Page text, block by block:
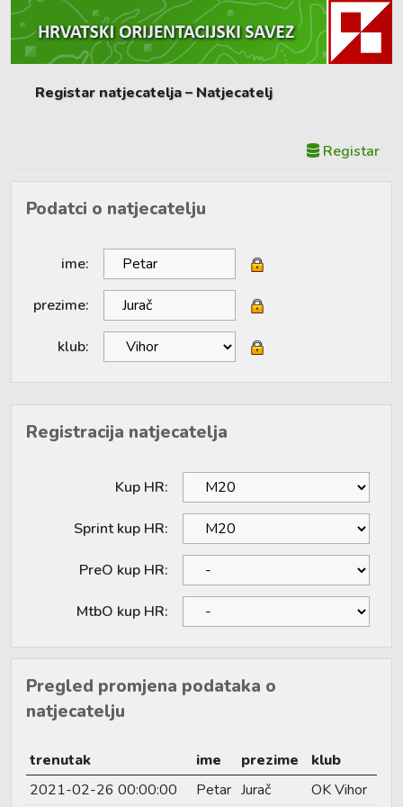
Registar natjecatelja – Natjecatelj
Registar
Podatci o natjecatelju
ime:
prezime:
klub:
Registracija natjecatelja
Kup HR:
Sprint kup HR:
PreO kup HR:
MtbO kup HR:
Pregled promjena podataka o
natjecatelju
trenutak ime prezime
klub
2021-02-26 00:00:00
Petar Jurač OK Vihor